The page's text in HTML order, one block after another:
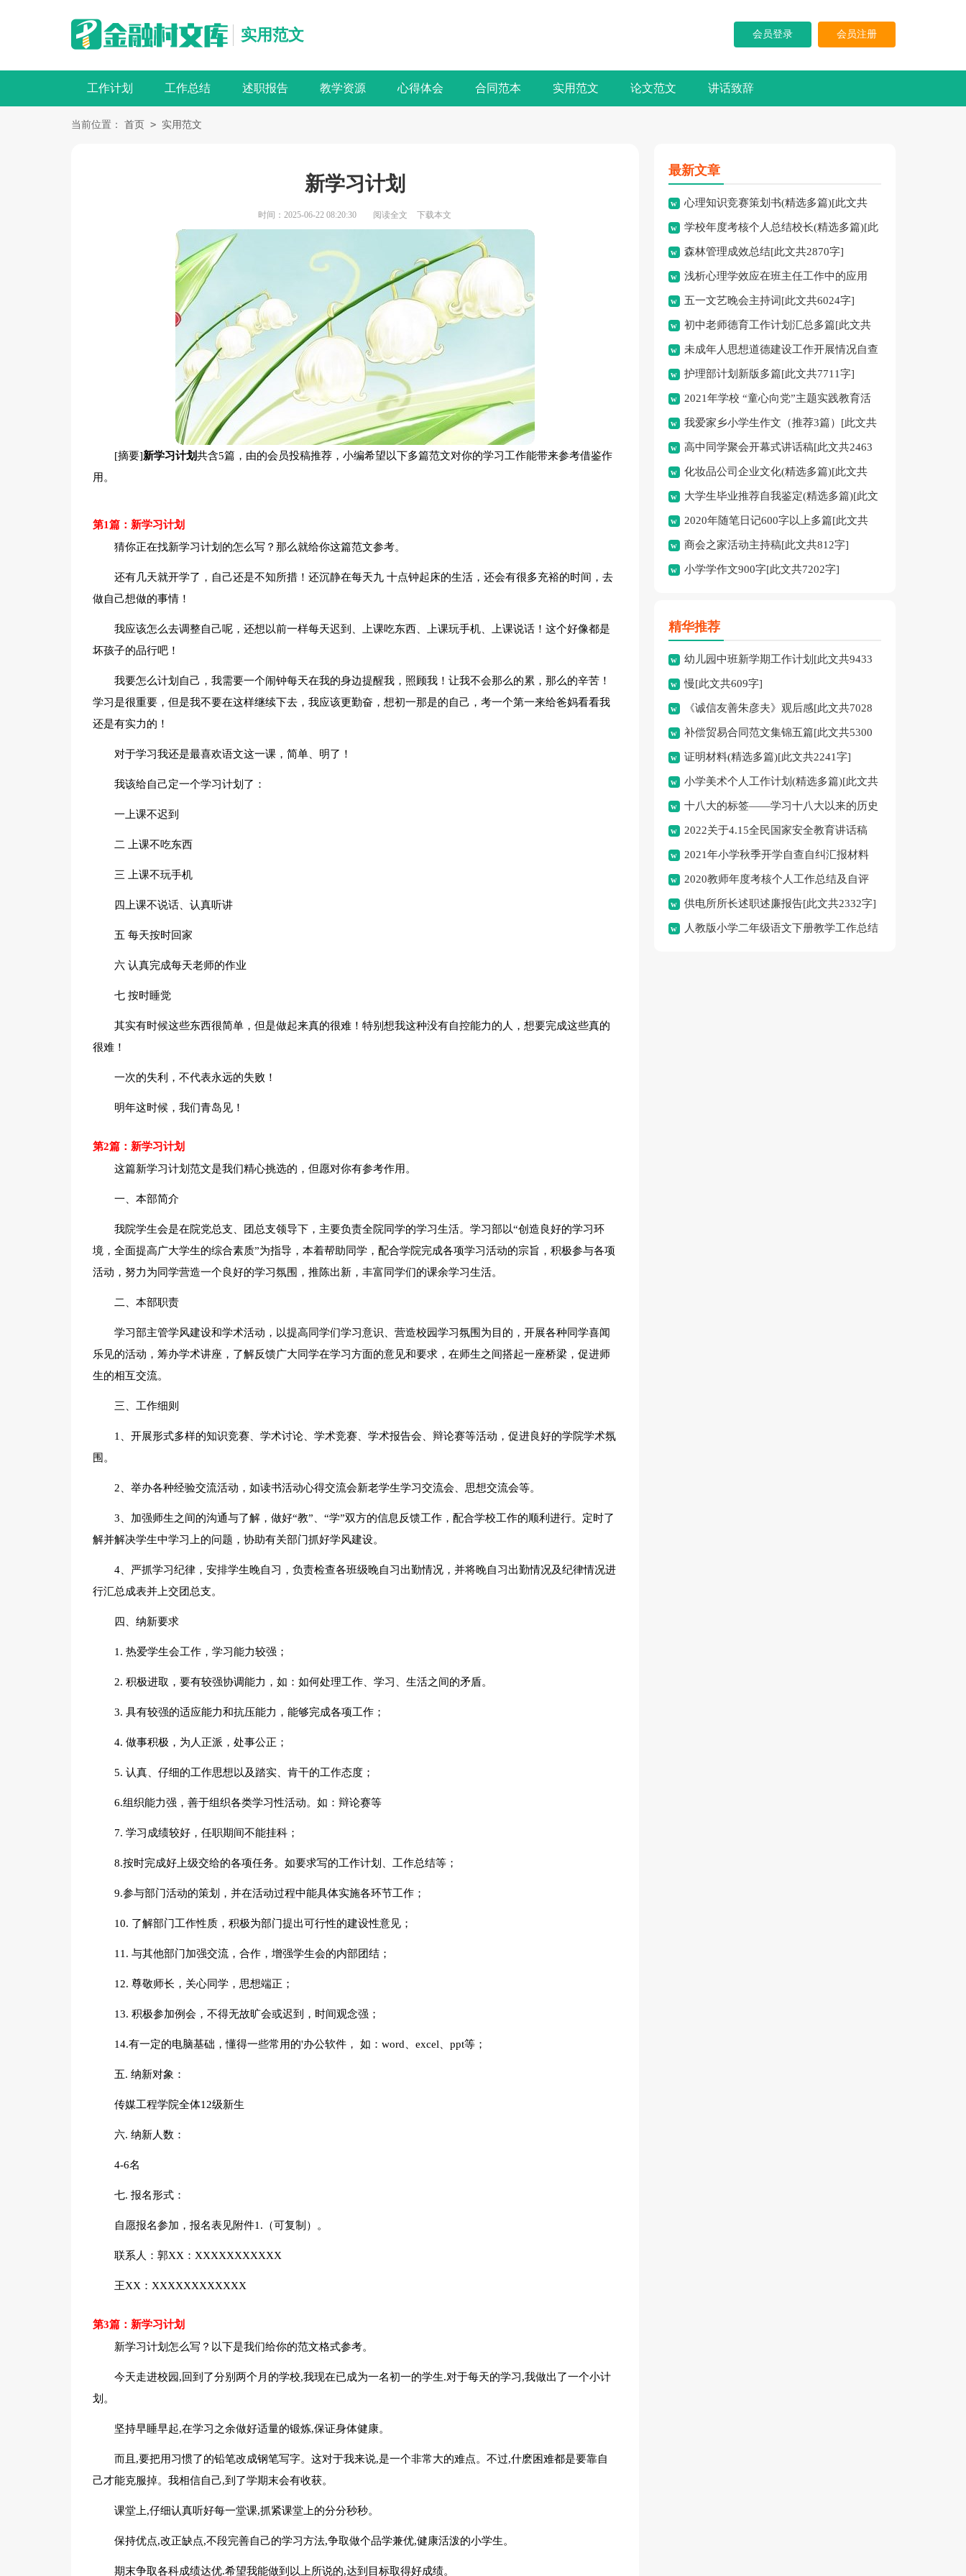
实用范文 会员登录 会员注册
工作计划 工作总结 述职报告 教学资源 心得体会 合同范本 实用范文 论文范文 讲话致辞
当前位置： 首页 > 实用范文
新学习计划
时间：2025-06-22 08:20:30 阅读全文 下载本文
[摘要]新学习计划共含5篇，由的会员投稿推荐，小编希望以下多篇范文对你的学习工作能带来参考借鉴作
用。
第1篇：新学习计划
猜你正在找新学习计划的怎么写？那么就给你这篇范文参考。
还有几天就开学了，自己还是不知所措！还沉静在每天九 十点钟起床的生活，还会有很多充裕的时间，去
做自己想做的事情！
我应该怎么去调整自己呢，还想以前一样每天迟到、上课吃东西、上课玩手机、上课说话！这个好像都是
坏孩子的品行吧！
我要怎么计划自己，我需要一个闹钟每天在我的身边提醒我，照顾我！让我不会那么的累，那么的辛苦！
学习是很重要，但是我不要在这样继续下去，我应该更勤奋，想初一那是的自己，考一个第一来给爸妈看看我
还是有实力的！
对于学习我还是最喜欢语文这一课，简单、明了！
我该给自己定一个学习计划了：
一上课不迟到
二 上课不吃东西
三 上课不玩手机
四上课不说话、认真听讲
五 每天按时回家
六 认真完成每天老师的作业
七 按时睡觉
其实有时候这些东西很简单，但是做起来真的很难！特别想我这种没有自控能力的人，想要完成这些真的
很难！
一次的失利，不代表永远的失败！
明年这时候，我们青岛见！
第2篇：新学习计划
这篇新学习计划范文是我们精心挑选的，但愿对你有参考作用。
一、本部简介
我院学生会是在院党总支、团总支领导下，主要负责全院同学的学习生活。学习部以“创造良好的学习环
境，全面提高广大学生的综合素质”为指导，本着帮助同学，配合学院完成各项学习活动的宗旨，积极参与各项
活动，努力为同学营造一个良好的学习氛围，推陈出新，丰富同学们的课余学习生活。
二、本部职责
学习部主管学风建设和学术活动，以提高同学们学习意识、营造校园学习氛围为目的，开展各种同学喜闻
乐见的活动，筹办学术讲座，了解反馈广大同学在学习方面的意见和要求，在师生之间搭起一座桥梁，促进师
生的相互交流。
三、工作细则
1、开展形式多样的知识竞赛、学术讨论、学术竞赛、学术报告会、辩论赛等活动，促进良好的学院学术氛
围。
2、举办各种经验交流活动，如读书活动心得交流会新老学生学习交流会、思想交流会等。
3、加强师生之间的沟通与了解，做好“教”、“学”双方的信息反馈工作，配合学校工作的顺利进行。定时了
解并解决学生中学习上的问题，协助有关部门抓好学风建设。
4、严抓学习纪律，安排学生晚自习，负责检查各班级晚自习出勤情况，并将晚自习出勤情况及纪律情况进
行汇总成表并上交团总支。
四、纳新要求
1. 热爱学生会工作，学习能力较强；
2. 积极进取，要有较强协调能力，如：如何处理工作、学习、生活之间的矛盾。
3. 具有较强的适应能力和抗压能力，能够完成各项工作；
4. 做事积极，为人正派，处事公正；
5. 认真、仔细的工作思想以及踏实、肯干的工作态度；
6.组织能力强，善于组织各类学习性活动。如：辩论赛等
7. 学习成绩较好，任职期间不能挂科；
8.按时完成好上级交给的各项任务。如要求写的工作计划、工作总结等；
9.参与部门活动的策划，并在活动过程中能具体实施各环节工作；
10. 了解部门工作性质，积极为部门提出可行性的建设性意见；
11. 与其他部门加强交流，合作，增强学生会的内部团结；
12. 尊敬师长，关心同学，思想端正；
13. 积极参加例会，不得无故旷会或迟到，时间观念强；
14.有一定的电脑基础，懂得一些常用的'办公软件， 如：word、excel、ppt等；
五. 纳新对象：
传媒工程学院全体12级新生
六. 纳新人数：
4-6名
七. 报名形式：
自愿报名参加，报名表见附件1.（可复制）。
联系人：郭XX：XXXXXXXXXXX
王XX：XXXXXXXXXXXX
第3篇：新学习计划
新学习计划怎么写？以下是我们给你的范文格式参考。
今天走进校园,回到了分别两个月的学校,我现在已成为一名初一的学生.对于每天的学习,我做出了一个小计
划。
坚持早睡早起,在学习之余做好适量的锻炼,保证身体健康。
而且,要把用习惯了的铅笔改成钢笔写字。这对于我来说,是一个非常大的难点。不过,什麽困难都是要靠自
己才能克服掉。我相信自己,到了学期末会有收获。
课堂上,仔细认真听好每一堂课,抓紧课堂上的分分秒秒。
保持优点,改正缺点,不段完善自己的学习方法,争取做个品学兼优,健康活泼的小学生。
期末争取各科成绩达优.希望我能做到以上所说的,达到目标取得好成绩。
最新文章
心理知识竞赛策划书(精选多篇)[此文共
5937字]
学校年度考核个人总结校长(精选多篇)[此
文共7741字]
森林管理成效总结[此文共2870字]
浅析心理学效应在班主任工作中的应用
[此文共3828字]
五一文艺晚会主持词[此文共6024字]
初中老师德育工作计划汇总多篇[此文共
11627字]
未成年人思想道德建设工作开展情况自查
报告[此文共12435字]
护理部计划新版多篇[此文共7711字]
2021年学校 “童心向党”主题实践教育活
动方案[此文共1080字]
我爱家乡小学生作文（推荐3篇）[此文共
1167字]高中同学聚会开幕式讲话稿[此文共2463
字] 化妆品公司企业文化(精选多篇)[此文共
6398字]
大学生毕业推荐自我鉴定(精选多篇)[此文
共5048字]
2020年随笔日记600字以上多篇[此文共
2977字]
商会之家活动主持稿[此文共812字]
小学学作文900字[此文共7202字]
精华推荐
幼儿园中班新学期工作计划[此文共9433
字] 慢[此文共609字]
《诚信友善朱彦夫》观后感[此文共7028
字] 补偿贸易合同范文集锦五篇[此文共5300
字] 证明材料(精选多篇)[此文共2241字]
小学美术个人工作计划(精选多篇)[此文共
4954字]
十八大的标签——学习十八大以来的历史
研讨材料[此文共1327字]
2022关于4.15全民国家安全教育讲话稿
[此文共4813字]
2021年小学秋季开学自查自纠汇报材料
[此文共1423字]
2020教师年度考核个人工作总结及自评
[此文共4444字]
供电所所长述职述廉报告[此文共2332字]
人教版小学二年级语文下册教学工作总结